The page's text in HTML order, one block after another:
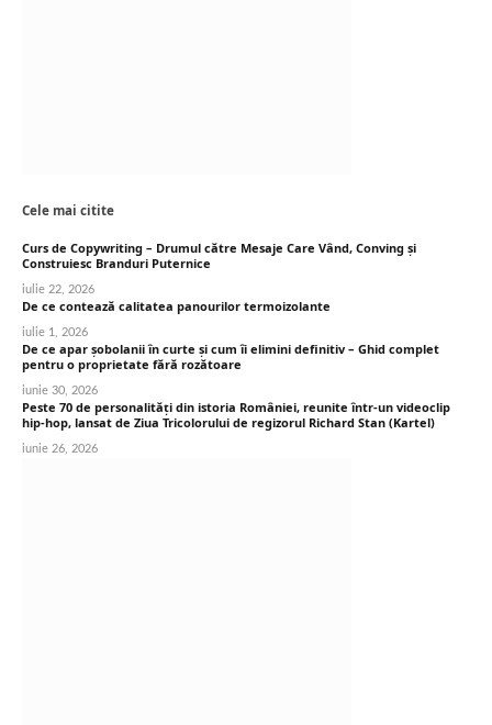
Cele mai citite
Curs de Copywriting – Drumul către Mesaje Care Vând, Conving și
Construiesc Branduri Puternice
iulie 22, 2026
De ce contează calitatea panourilor termoizolante
iulie 1, 2026
De ce apar șobolanii în curte și cum îi elimini definitiv – Ghid complet
pentru o proprietate fără rozătoare
iunie 30, 2026
Peste 70 de personalități din istoria României, reunite într-un videoclip
hip-hop, lansat de Ziua Tricolorului de regizorul Richard Stan (Kartel)
iunie 26, 2026